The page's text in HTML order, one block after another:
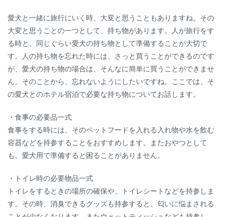
愛犬と一緒に旅行にいく時、大変と思うこともありますね。その
大変と思うことの一つとして、持ち物があります。人が旅行をす
る時と、同じぐらい愛犬の持ち物として準備することが大切で
す。人の持ち物を忘れた時には、さっと買うことができるのです
が、愛犬の持ち物の場合は、そんなに簡単に買うことができませ
ん。そのことから、忘れないようにしたいですね。ここでは、そ
の愛犬とのホテル宿泊で必要な持ち物についてお話します。
・食事の必要品一式
食事をする時には、そのペットフードを入れる入れ物や水を飲む
容器などを持参することをおすすめします。またおやつとして
も、愛犬用で準備すると困ることがありません。
・トイレ時の必要物品一式
トイレをするときの場所の確保や、トイレシートなどを持参しま
す。その時、消臭できるグッズも持参すると、匂いに悩まされる